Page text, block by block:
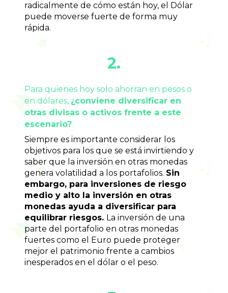
radicalmente de cómo están hoy, el Dólar
puede moverse fuerte de forma muy
rápida.
2.
Para quienes hoy solo ahorran en pesos o
en dólares, ¿conviene diversificar en
otras divisas o activos frente a este
escenario?
Siempre es importante considerar los
objetivos para los que se está invirtiendo y
saber que la inversión en otras monedas
genera volatilidad a los portafolios. Sin
embargo, para inversiones de riesgo
medio y alto la inversión en otras
monedas ayuda a diversificar para
equilibrar riesgos. La inversión de una
parte del portafolio en otras monedas
fuertes como el Euro puede proteger
mejor el patrimonio frente a cambios
inesperados en el dólar o el peso.